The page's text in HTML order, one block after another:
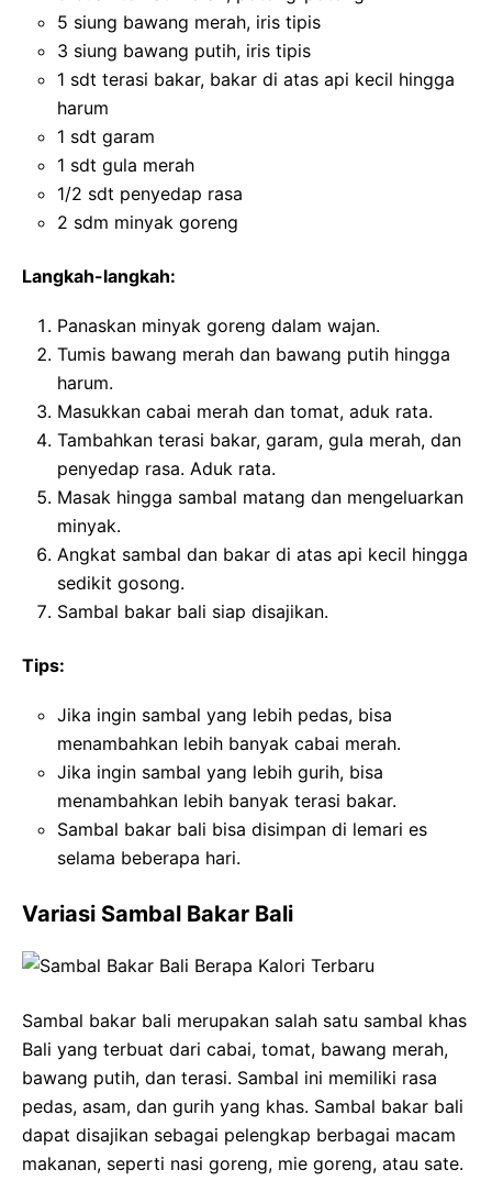
5 siung bawang merah, iris tipis
3 siung bawang putih, iris tipis
1 sdt terasi bakar, bakar di atas api kecil hingga
harum
1 sdt garam
1 sdt gula merah
1/2 sdt penyedap rasa
2 sdm minyak goreng
Langkah-langkah:
Panaskan minyak goreng dalam wajan.
Tumis bawang merah dan bawang putih hingga
harum.
Masukkan cabai merah dan tomat, aduk rata.
Tambahkan terasi bakar, garam, gula merah, dan
penyedap rasa. Aduk rata.
Masak hingga sambal matang dan mengeluarkan
minyak.
Angkat sambal dan bakar di atas api kecil hingga
sedikit gosong.
Sambal bakar bali siap disajikan.
Tips:
Jika ingin sambal yang lebih pedas, bisa
menambahkan lebih banyak cabai merah.
Jika ingin sambal yang lebih gurih, bisa
menambahkan lebih banyak terasi bakar.
Sambal bakar bali bisa disimpan di lemari es
selama beberapa hari.
Variasi Sambal Bakar Bali
Sambal bakar bali merupakan salah satu sambal khas
Bali yang terbuat dari cabai, tomat, bawang merah,
bawang putih, dan terasi. Sambal ini memiliki rasa
pedas, asam, dan gurih yang khas. Sambal bakar bali
dapat disajikan sebagai pelengkap berbagai macam
makanan, seperti nasi goreng, mie goreng, atau sate.